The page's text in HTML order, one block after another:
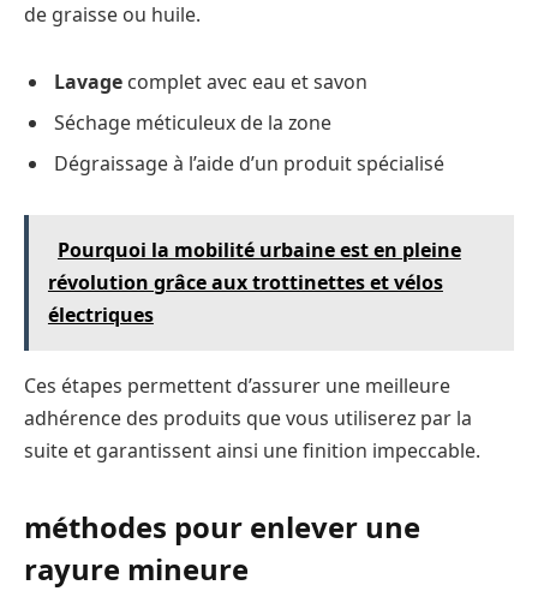
de graisse ou huile.
Lavage complet avec eau et savon
Séchage méticuleux de la zone
Dégraissage à l’aide d’un produit spécialisé
Pourquoi la mobilité urbaine est en pleine
révolution grâce aux trottinettes et vélos
électriques
Ces étapes permettent d’assurer une meilleure
adhérence des produits que vous utiliserez par la
suite et garantissent ainsi une finition impeccable.
méthodes pour enlever une
rayure mineure